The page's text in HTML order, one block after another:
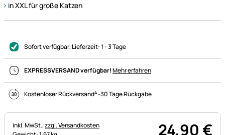
in XXL für große Katzen
Sofort verfügbar, Lieferzeit:1 - 3 Tage
EXPRESSVERSAND verfügbar!Mehr erfahren
Kostenloser Rückversand4-30 Tage Rückgabe
Steuerhinweis:
inkl. MwSt.,zzgl. Versandkosten
24,90€